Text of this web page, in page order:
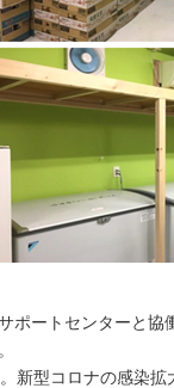
ートセンターと協
型コロナの感染拡